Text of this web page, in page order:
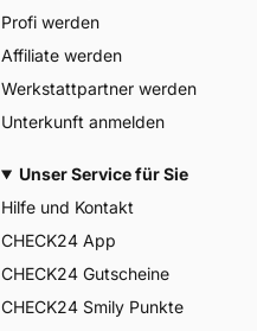
Profi werden
Affiliate werden
Werkstattpartner werden
Unterkunft anmelden
Unser Service für Sie
Hilfe und Kontakt
CHECK24 App
CHECK24 Gutscheine
CHECK24 Smily Punkte